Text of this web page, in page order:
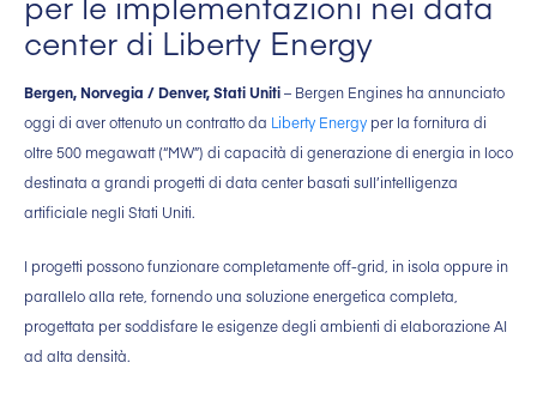
center di Liberty Energy
Bergen, Norvegia / Denver, Stati Uniti– Bergen Engines ha annunciato
oggi di aver ottenuto un contratto da Liberty Energy per la fornitura di
oltre 500 megawatt (“MW”) di capacità di generazione di energia in loco
destinata a grandi progetti di data center basati sull’intelligenza
artificiale negli Stati Uniti.
I progetti possono funzionare completamente off-grid, in isola oppure in
parallelo alla rete, fornendo una soluzione energetica completa,
progettata per soddisfare le esigenze degli ambienti di elaborazione AI
ad alta densità.